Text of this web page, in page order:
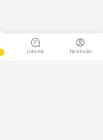
Liên hệ Tài khoản